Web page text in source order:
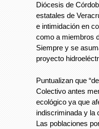
Diócesis de
estatales de
e intimidación en
como a miembros
Siempre y se
proyecto
Puntualizan que
Colectivo antes
ecológico ya que
indiscriminada y la
Las poblaciones